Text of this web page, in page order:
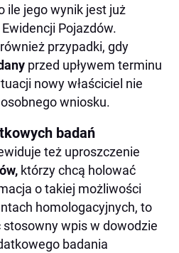
ile jego wynik jest już
Pojazdów.
przypadki, gdy
przed upływem terminu
nowy właściciel nie
wniosku.
badań
też uproszczenie
którzy chcą holować
o takiej możliwości
homologacyjnych, to
wpis w dowodzie
badania